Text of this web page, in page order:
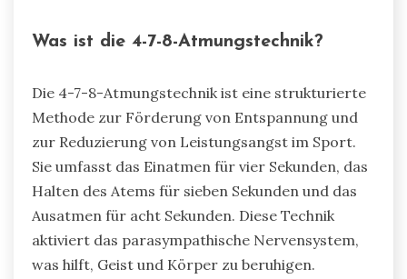
Was ist die 4-7-8-Atmungstechnik?
Die 4-7-8-Atmungstechnik ist eine strukturierte
Methode zur Förderung von Entspannung und
zur Reduzierung von Leistungsangst im Sport.
Sie umfasst das Einatmen für vier Sekunden, das
Halten des Atems für sieben Sekunden und das
Ausatmen für acht Sekunden. Diese Technik
aktiviert das parasympathische Nervensystem,
was hilft, Geist und Körper zu beruhigen.